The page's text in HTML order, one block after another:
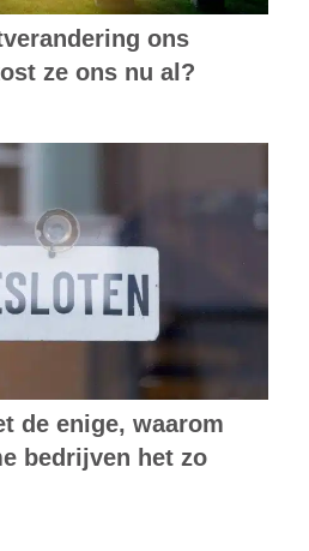
ons
ze ons nu al?
de enige, waarom
bedrijven het zo